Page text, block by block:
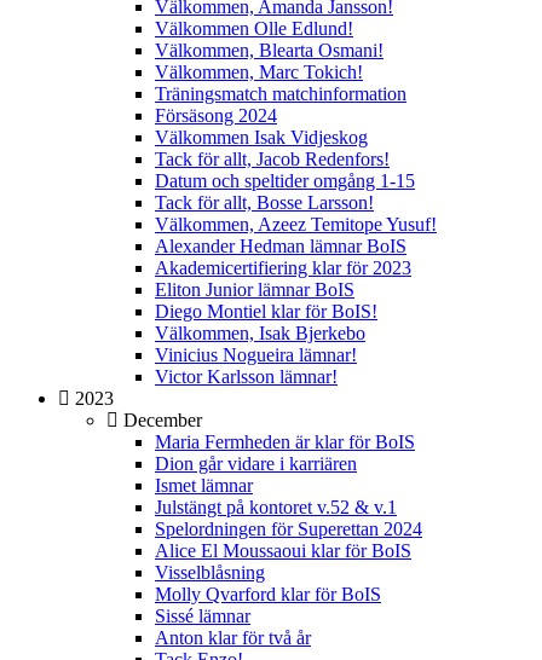
Välkommen, Amanda Jansson!
Välkommen Olle Edlund!
Välkommen, Blearta Osmani!
Välkommen, Marc Tokich!
Träningsmatch matchinformation
Försäsong 2024
Välkommen Isak Vidjeskog
Tack för allt, Jacob Redenfors!
Datum och speltider omgång 1-15
Tack för allt, Bosse Larsson!
Välkommen, Azeez Temitope Yusuf!
Alexander Hedman lämnar BoIS
Akademicertifiering klar för 2023
Eliton Junior lämnar BoIS
Diego Montiel klar för BoIS!
Välkommen, Isak Bjerkebo
Vinicius Nogueira lämnar!
Victor Karlsson lämnar!
2023
December
Maria Fermheden är klar för BoIS
Dion går vidare i karriären
Ismet lämnar
Julstängt på kontoret v.52 & v.1
Spelordningen för Superettan 2024
Alice El Moussaoui klar för BoIS
Visselblåsning
Molly Qvarford klar för BoIS
Sissé lämnar
Anton klar för två år